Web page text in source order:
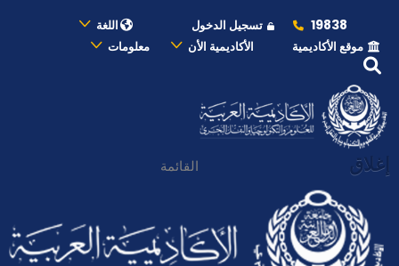
19838 تسجيل الدخول
اللغة
موقع الأكاديمية
الأكاديمية الأن معلومات
إغلاق القائمة